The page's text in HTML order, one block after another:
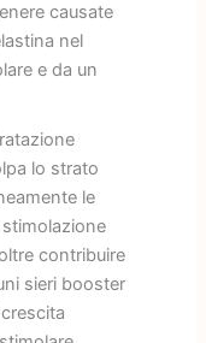
causate
nel
e da un
lo strato
le
contribuire
sieri booster